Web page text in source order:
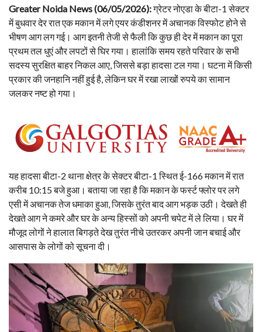
Greater Noida News (06/05/2026):ग्रेटर नोएडा के बीटा-1 सेक्टर
में बुधवार देर रात एक मकान में लगे एयर कंडीशनर में अचानक विस्फोट होने से
भीषण आग लग गई। आग इतनी तेजी से फैली कि कुछ ही देर में मकान का पूरा
प्रथम तल धुएं और लपटों से घिर गया। हालांकि समय रहते परिवार के सभी
सदस्य सुरक्षित बाहर निकल आए, जिससे बड़ा हादसा टल गया। घटना में किसी
प्रकार की जनहानि नहीं हुई है, लेकिन घर में रखा लाखों रुपये का सामान
जलकर नष्ट हो गया।
यह हादसा बीटा-2 थाना क्षेत्र के सेक्टर बीटा-1 स्थित ई-166 मकान में रात
करीब 10:15 बजे हुआ। बताया जा रहा है कि मकान के फर्स्ट फ्लोर पर लगे
एसी में अचानक तेज धमाका हुआ, जिसके तुरंत बाद आग भड़क उठी। देखते ही
देखते आग ने कमरे और घर के अन्य हिस्सों को अपनी चपेट में ले लिया। घर में
मौजूद लोगों ने हालात बिगड़ते देख तुरंत नीचे उतरकर अपनी जान बचाई और
आसपास के लोगों को सूचना दी।